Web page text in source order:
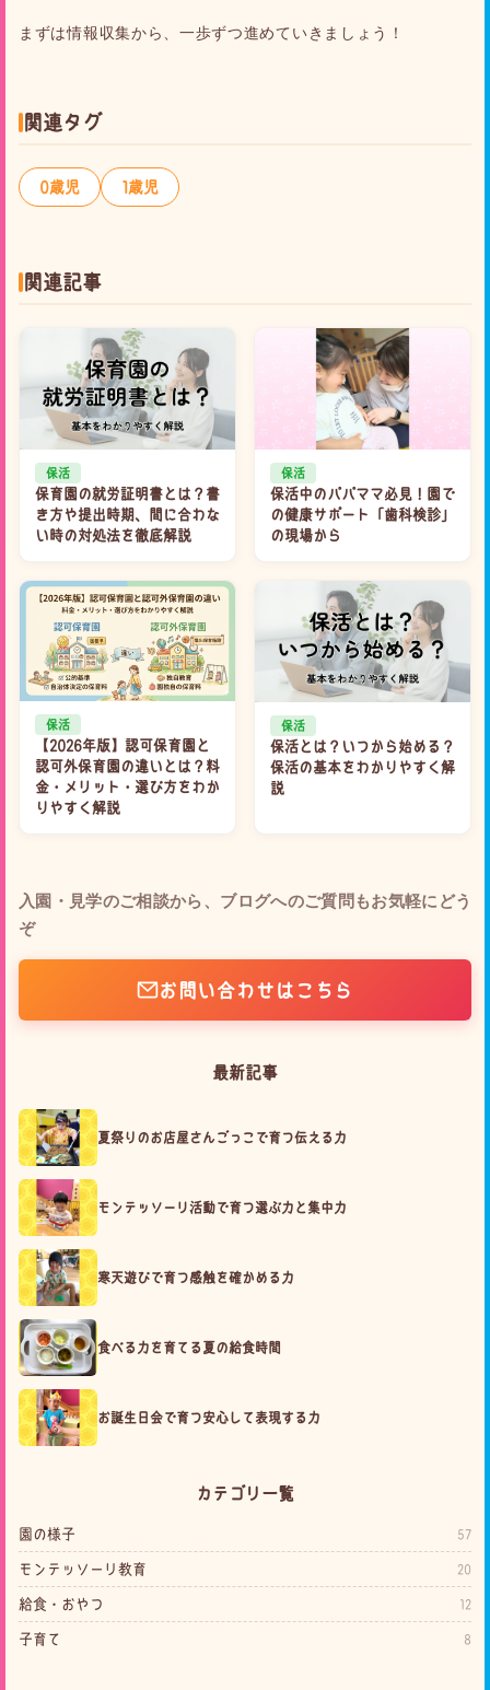
まずは情報収集から、一歩ずつ進めていきましょう！
関連タグ
0歳児 1歳児
関連記事
保活
保育園の就労証明書とは？書
き方や提出時期、間に合わな
い時の対処法を徹底解説
保活
保活中のパパママ必見！園で
の健康サポート「歯科検診」
の現場から
保活
【2026年版】認可保育園と
認可外保育園の違いとは？料
金・メリット・選び方をわか
りやすく解説
保活
保活とは？いつから始める？
保活の基本をわかりやすく解
説
入園・見学のご相談から、ブログへのご質問もお気軽にどう
ぞ
お問い合わせはこちら
最新記事
夏祭りのお店屋さんごっこで育つ伝える力
モンテッソーリ活動で育つ選ぶ力と集中力
寒天遊びで育つ感触を確かめる力
食べる力を育てる夏の給食時間
お誕生日会で育つ安心して表現する力
カテゴリ一覧
園の様子 57
モンテッソーリ教育 20
給食・おやつ 12
子育て 8